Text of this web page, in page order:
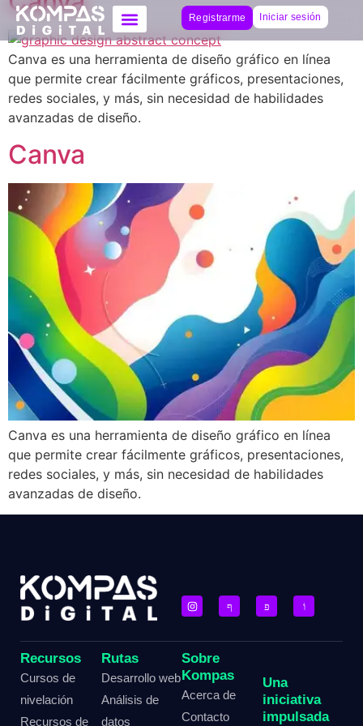
Registrarme Iniciar sesión
Canva es una herramienta de diseño gráfico en línea
que permite crear fácilmente gráficos, presentaciones,
redes sociales, y más, sin necesidad de habilidades
avanzadas de diseño.
Canva
Canva es una herramienta de diseño gráfico en línea
que permite crear fácilmente gráficos, presentaciones,
redes sociales, y más, sin necesidad de habilidades
avanzadas de diseño.
Recursos
Cursos de
nivelación
Recursos de
Rutas
Desarrollo web
Análisis de
datos
Sobre
Kompas
Acerca de
Contacto
Una
iniciativa
impulsada